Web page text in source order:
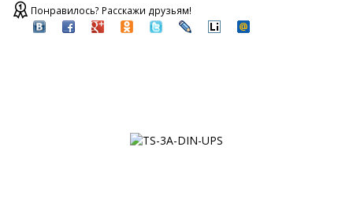
Понравилось? Расскажи друзьям!